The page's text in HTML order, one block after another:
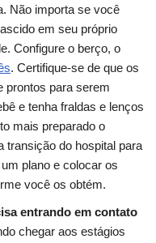
Não importa se você
em seu próprio
Configure o berço, o
. Certifique-se de que os
prontos para serem
e tenha fraldas e lenços
mais preparado o
transição do hospital para
plano e colocar os
você os obtém.
entrando em contato
chegar aos estágios